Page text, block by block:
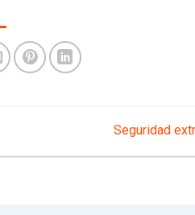
Seguridad